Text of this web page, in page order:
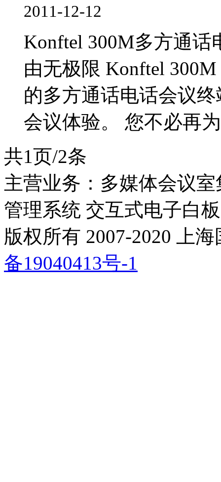
2011-12-12
Konftel 300M多方通
由无极限 Konftel
的多方通话电话会议
会议体验。 您不必再
共1页/2条
主营业务：多媒体会议
管理系统 交互式电子白板
版权所有 2007-2020 上
备19040413号-1